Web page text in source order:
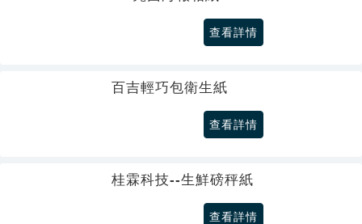
查看詳情
百吉輕巧包衛生紙
查看詳情
桂霖科技--生鮮磅秤紙
查看詳情